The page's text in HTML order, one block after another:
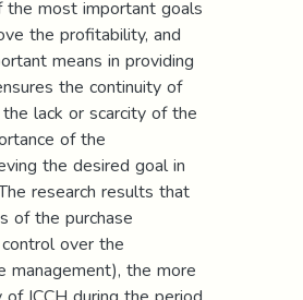
the profitability, and
means in providing
the continuity of
lack or scarcity of the
of the
the desired goal in
research results that
of the purchase
over the
management), the more